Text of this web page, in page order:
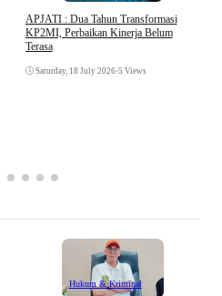
APJATI : Dua Tahun Transformasi
KP2MI, Perbaikan Kinerja Belum
Terasa
Saturday, 18 July 2026•5 Views
Hukum & Kriminal